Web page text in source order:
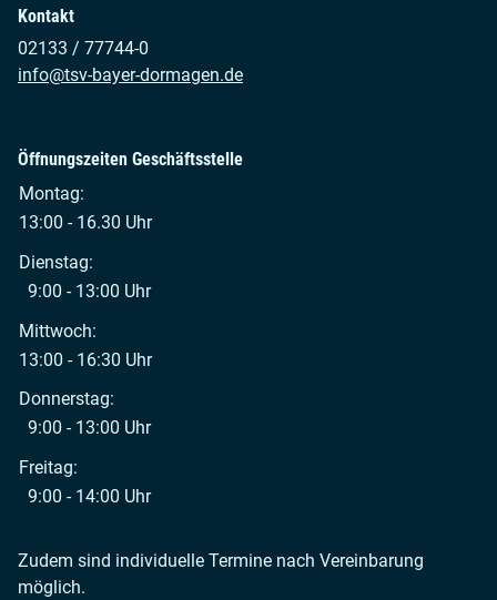
Kontakt
02133 / 77744-0
info@tsv-bayer-dormagen.de
Öffnungszeiten Geschäftsstelle
Montag:
13:00 - 16.30 Uhr
Dienstag:
9:00 - 13:00 Uhr
Mittwoch:
13:00 - 16:30 Uhr
Donnerstag:
9:00 - 13:00 Uhr
Freitag:
9:00 - 14:00 Uhr
Zudem sind individuelle Termine nach Vereinbarung
möglich.